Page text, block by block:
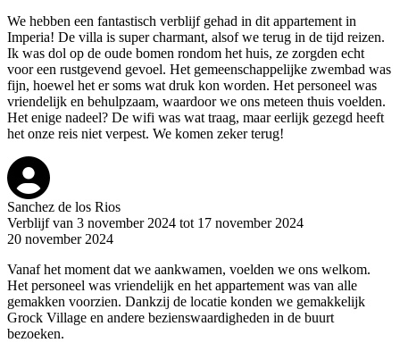
We hebben een fantastisch verblijf gehad in dit appartement in
Imperia! De villa is super charmant, alsof we terug in de tijd reizen.
Ik was dol op de oude bomen rondom het huis, ze zorgden echt
voor een rustgevend gevoel. Het gemeenschappelijke zwembad was
fijn, hoewel het er soms wat druk kon worden. Het personeel was
vriendelijk en behulpzaam, waardoor we ons meteen thuis voelden.
Het enige nadeel? De wifi was wat traag, maar eerlijk gezegd heeft
het onze reis niet verpest. We komen zeker terug!
Sanchez de los Rios
Verblijf van 3 november 2024 tot 17 november 2024
20 november 2024
Vanaf het moment dat we aankwamen, voelden we ons welkom.
Het personeel was vriendelijk en het appartement was van alle
gemakken voorzien. Dankzij de locatie konden we gemakkelijk
Grock Village en andere bezienswaardigheden in de buurt
bezoeken.